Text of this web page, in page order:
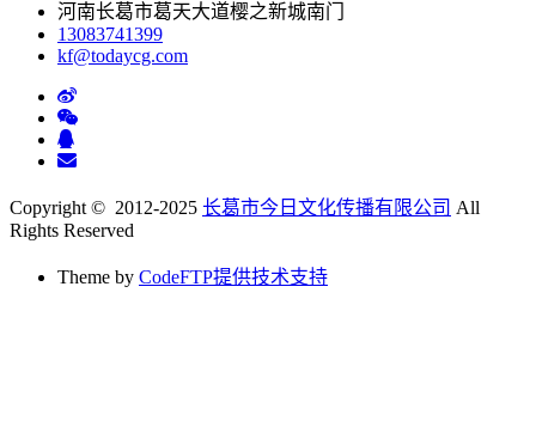
河南长葛市葛天大道樱之新城南门
13083741399
kf@todaycg.com
Copyright © 2012-2025 长葛市今日文化传播有限公司 All
Rights Reserved
Theme by CodeFTP提供技术支持